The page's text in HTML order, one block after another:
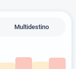
Multidestino